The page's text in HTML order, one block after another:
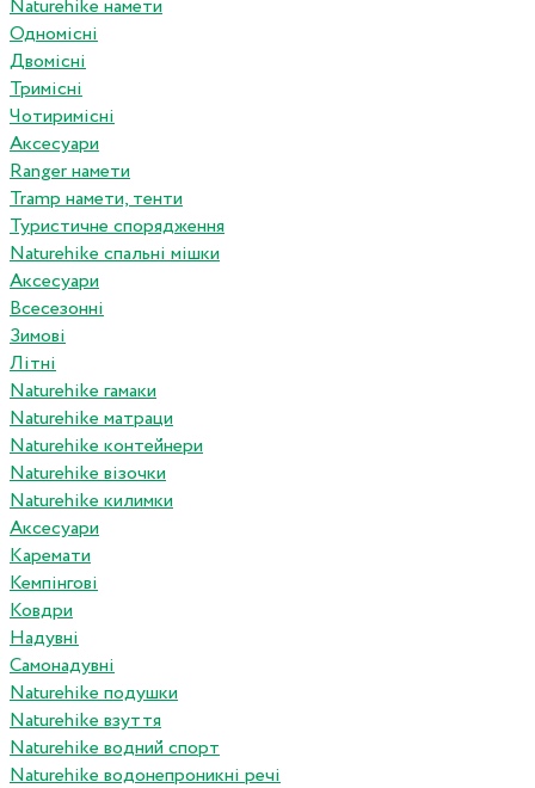
Naturehike намети
Одномісні
Двомісні
Тримісні
Чотиримісні
Аксесуари
Ranger намети
Tramp намети, тенти
Туристичне спорядження
Naturehike спальні мішки
Аксесуари
Всесезонні
Зимові
Літні
Naturehike гамаки
Naturehike матраци
Naturehike контейнери
Naturehike візочки
Naturehike килимки
Аксесуари
Каремати
Кемпінгові
Ковдри
Надувні
Самонадувні
Naturehike подушки
Naturehike взуття
Naturehike водний спорт
Naturehike водонепроникні речі